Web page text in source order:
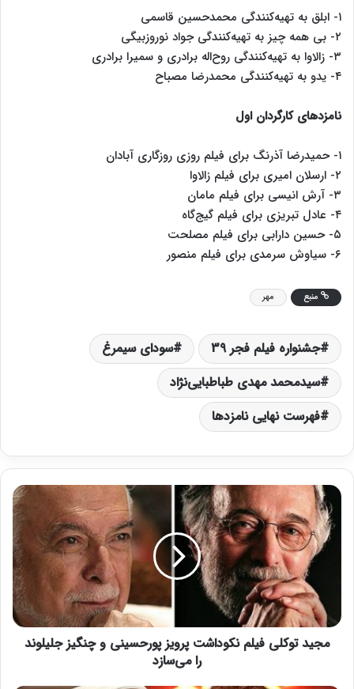
۱- ابلق به تهیه‌کنندگی محمدحسین قاسمی
۲- بی همه چیز به تهیه‌کنندگی جواد نوروزبیگی
۳- زالاوا به تهیه‌کنندگی روح‌اله برادری و سمیرا برادری
۴- یدو به تهیه‌کنندگی محمدرضا مصباح
نامزدهای کارگردان اول
۱- حمیدرضا آذرنگ برای فیلم روزی روزگاری آبادان
۲- ارسلان امیری برای فیلم زالاوا
۳- آرش انیسی برای فیلم مامان
۴- عادل تبریزی برای فیلم گیج‌گاه
۵- حسین دارابی برای فیلم مصلحت
۶- سیاوش سرمدی برای فیلم منصور
منبع مهر
جشنواره فیلم فجر 39
سودای سیمرغ
سیدمحمد مهدی طباطبایی‌نژاد
فهرست نهایی نامزدها
م
ی
مجید توکلی فیلم نکوداشت پرویز پورحسینی و چنگیز جلیلوند
را می‌سازد